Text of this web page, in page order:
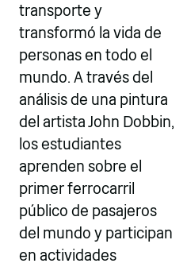
transporte y
transformó la vida de
personas en todo el
mundo. A través del
análisis de una pintura
del artista John Dobbin,
los estudiantes
aprenden sobre el
primer ferrocarril
público de pasajeros
del mundo y participan
en actividades